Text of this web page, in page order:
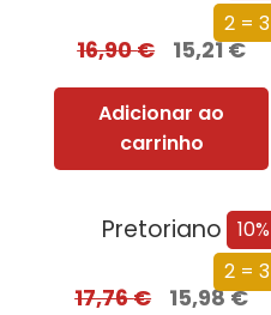
2 = 3
16,90€ 15,21€
Adicionar ao
carrinho
10%
2 = 3
Pretoriano
17,76€ 15,98€